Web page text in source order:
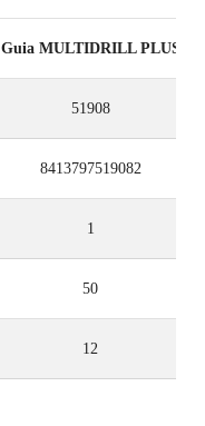
Guia MULTIDRILL PLUS
51908
8413797519082
1
50
12